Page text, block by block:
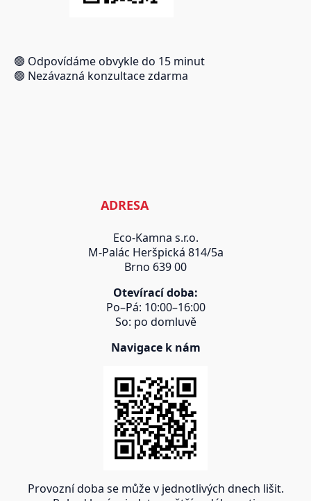
🟢 Odpovídáme obvykle do 15 minut
🟢 Nezávazná konzultace zdarma
ADRESA
Eco-Kamna s.r.o.
M-Palác Heršpická 814/5a
Brno 639 00
Otevírací doba:
Po–Pá: 10:00–16:00
So: po domluvě
Navigace k nám
Provozní doba se může v jednotlivých dnech lišit.